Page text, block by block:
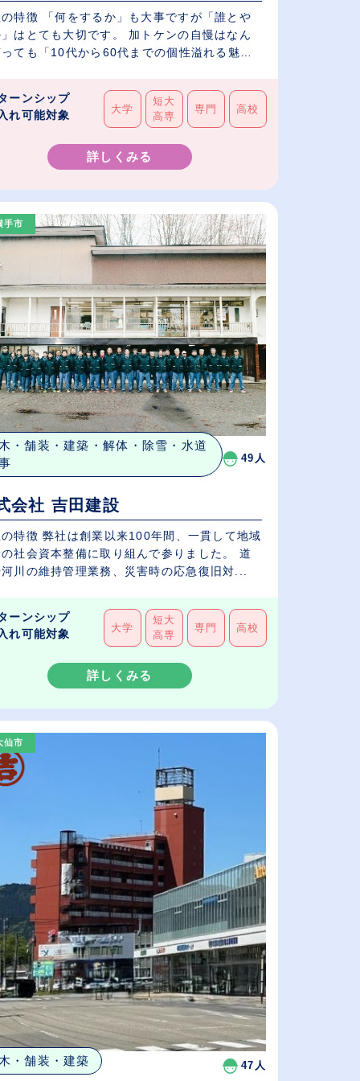
特徴 「何をするか」も大事ですが「誰とや
はとても大切です。 加トケンの自慢はなん
ても「10代から60代までの個性溢れる魅
ーンシップ
れ可能対象
大学
短大
高専
専門 高校
詳しくみる
手市
・舗装・建築・解体・除雪・水道
49人
会社 吉田建設
特徴 弊社は創業以来100年間、一貫して地域
社会資本整備に取り組んで参りました。 道
川の維持管理業務、災害時の応急復旧対...
ーンシップ
れ可能対象
大学
短大
高専
専門 高校
詳しくみる
仙市
・舗装・建築 47人